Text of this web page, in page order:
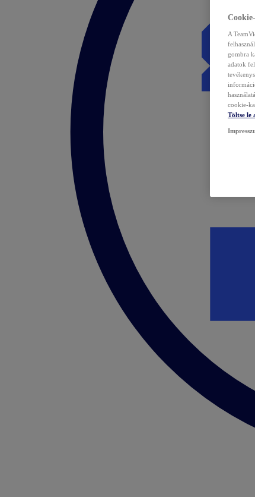
A
gombra
adatok
cookie-
Töltse le